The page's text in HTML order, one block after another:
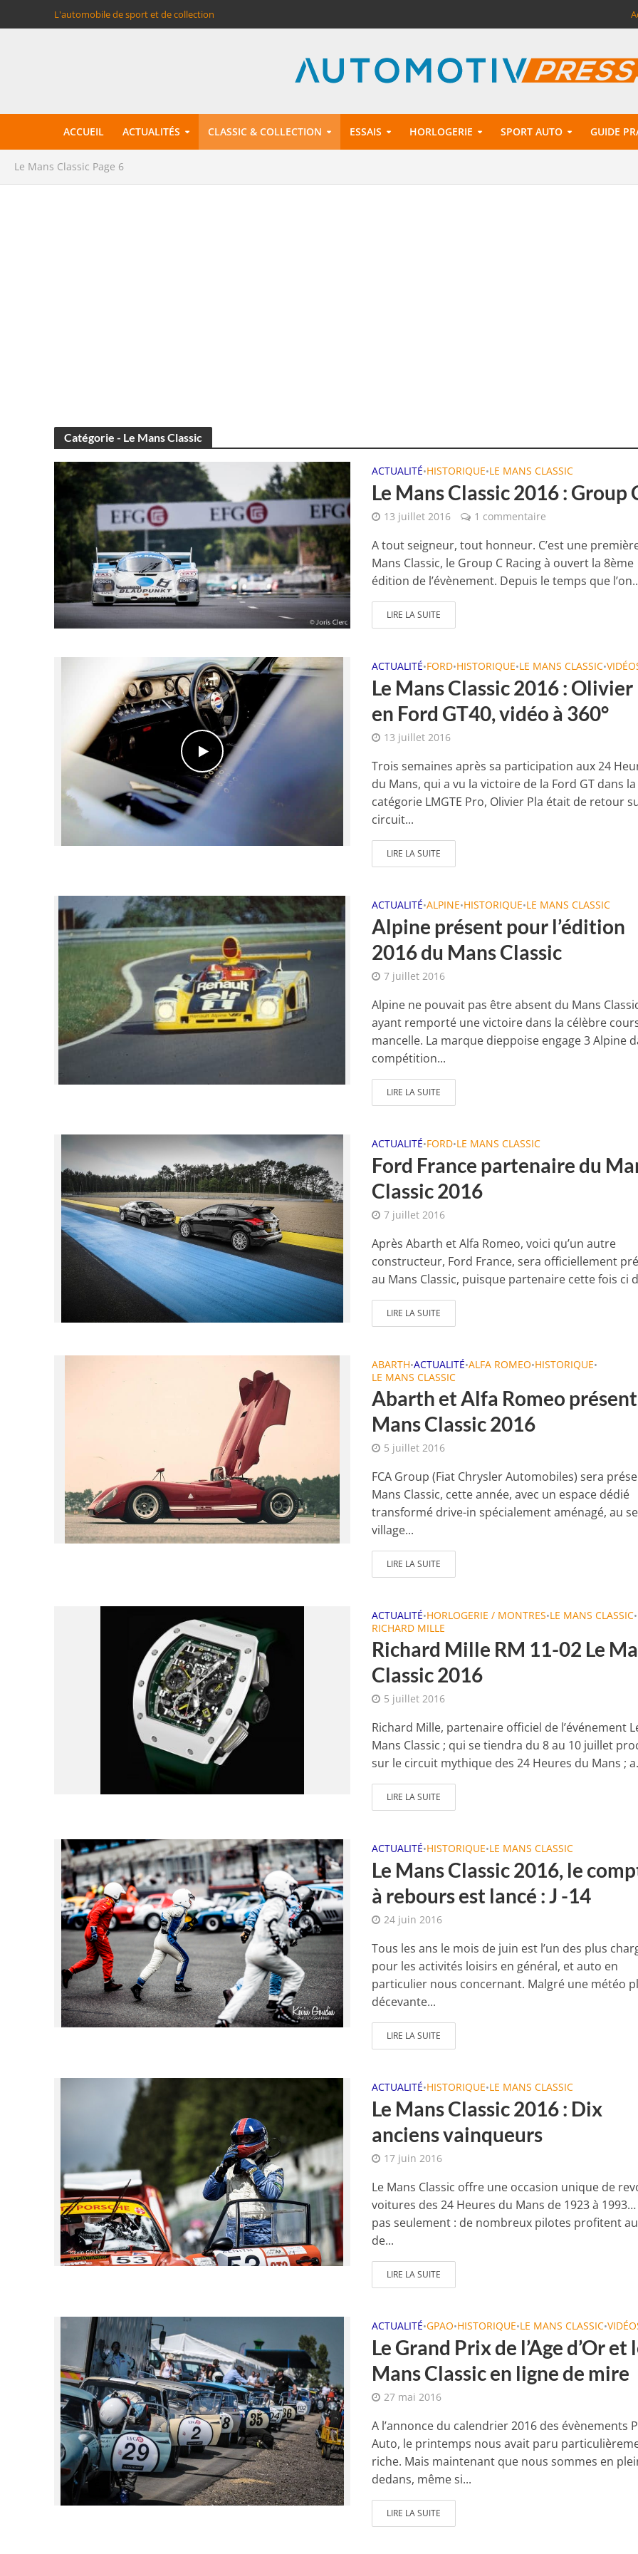
L'automobile de sport et de collection
ACCUEIL ACTUALITÉS CLASSIC & COLLECTION ESSAIS HORLOGERIE SPORT AUTO GUIDE
Le Mans Classic Page 6
Catégorie - Le Mans Classic
ACTUALITÉ•HISTORIQUE•LE MANS CLASSIC
Le Mans Classic 2016 : Group
13 juillet 2016 1 commentaire
A tout seigneur, tout honneur. C’est une
Mans Classic, le Group C Racing à ouvert la 8ème
édition de l’évènement. Depuis le temps que
LIRE LA SUITE
ACTUALITÉ•FORD•HISTORIQUE•LE MANS CLASSIC•
Le Mans Classic 2016 : Olivier
en Ford GT40, vidéo à 360°
13 juillet 2016
Trois semaines après sa participation aux 24
du Mans, qui a vu la victoire de la Ford GT dans la
catégorie LMGTE Pro, Olivier Pla était de retour
circuit...
LIRE LA SUITE
ACTUALITÉ•ALPINE•HISTORIQUE•LE MANS CLASSIC
Alpine présent pour l’édition
2016 du Mans Classic
7 juillet 2016
Alpine ne pouvait pas être absent du Mans
ayant remporté une victoire dans la célèbre
mancelle. La marque dieppoise engage 3 Alpine
compétition...
LIRE LA SUITE
ACTUALITÉ•FORD•LE MANS CLASSIC
Ford France partenaire du
Classic 2016
7 juillet 2016
Après Abarth et Alfa Romeo, voici qu’un autre
constructeur, Ford France, sera officiellement
au Mans Classic, puisque partenaire cette fois ci
LIRE LA SUITE
ABARTH•ACTUALITÉ•ALFA ROMEO•HISTORIQUE•
LE MANS CLASSIC
Abarth et Alfa Romeo
Mans Classic 2016
5 juillet 2016
FCA Group (Fiat Chrysler Automobiles) sera
Mans Classic, cette année, avec un espace dédié
transformé drive-in spécialement aménagé, au
village...
LIRE LA SUITE
ACTUALITÉ•HORLOGERIE / MONTRES•LE MANS CLASSIC•
RICHARD MILLE
Richard Mille RM 11-02 Le
Classic 2016
5 juillet 2016
Richard Mille, partenaire officiel de l’événement
Mans Classic ; qui se tiendra du 8 au 10 juillet
sur le circuit mythique des 24 Heures du Mans ;
LIRE LA SUITE
ACTUALITÉ•HISTORIQUE•LE MANS CLASSIC
Le Mans Classic 2016, le
à rebours est lancé : J -14
24 juin 2016
Tous les ans le mois de juin est l’un des plus
pour les activités loisirs en général, et auto en
particulier nous concernant. Malgré une météo
décevante...
LIRE LA SUITE
ACTUALITÉ•HISTORIQUE•LE MANS CLASSIC
Le Mans Classic 2016 : Dix
anciens vainqueurs
17 juin 2016
Le Mans Classic offre une occasion unique de
voitures des 24 Heures du Mans de 1923 à 1993…
pas seulement : de nombreux pilotes profitent
de...
LIRE LA SUITE
ACTUALITÉ•GPAO•HISTORIQUE•LE MANS CLASSIC•
Le Grand Prix de l’Age d’Or et
Mans Classic en ligne de mire
27 mai 2016
A l’annonce du calendrier 2016 des évènements
Auto, le printemps nous avait paru
riche. Mais maintenant que nous sommes en
dedans, même si...
LIRE LA SUITE